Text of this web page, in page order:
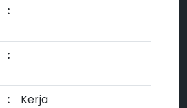
:
:
:
Kerja